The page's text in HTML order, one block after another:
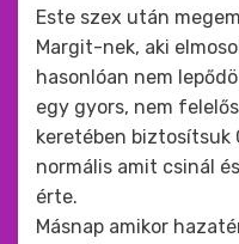
Este szex után
Margit-nek, aki
hasonlóan nem
egy gyors, nem
keretében biztosítsuk
normális amit csinál
érte.
Másnap amikor